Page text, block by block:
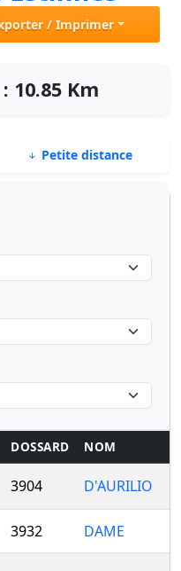
/ Imprimer
10.85 Km
Petite distance
DOSSARD NOM
3904 D'AURILIO
3932 DAME